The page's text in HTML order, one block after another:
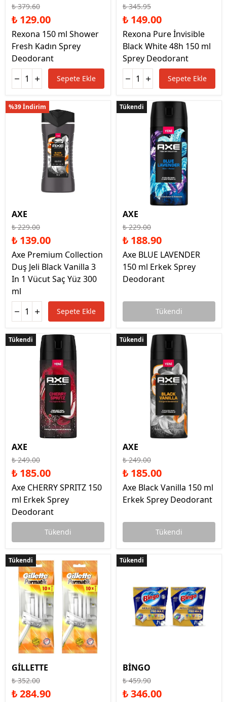
₺ 379.60
₺ 129.00
Rexona 150 ml Shower
Fresh Kadın Sprey
Deodorant
Sepete Ekle
₺ 345.95
₺ 149.00
Rexona Pure İnvisible
Black White 48h 150 ml
Sprey Deodorant
Sepete Ekle
%39 İndirim
AXE
₺ 229.00
₺ 139.00
Axe Premium Collection
Duş Jeli Black Vanilla 3
In 1 Vücut Saç Yüz 300
ml
Sepete Ekle
Tükendi
Tükendi
AXE
₺ 229.00
₺ 188.90
Axe BLUE LAVENDER
150 ml Erkek Sprey
Deodorant
Tükendi
Tükendi
Tükendi
AXE
₺ 249.00
₺ 185.00
Axe CHERRY SPRITZ 150
ml Erkek Sprey
Deodorant
Tükendi
Tükendi
Tükendi
AXE
₺ 249.00
₺ 185.00
Axe Black Vanilla 150 ml
Erkek Sprey Deodorant
Tükendi
Tükendi
Tükendi
GİLLETTE
₺ 352.00
₺ 284.90
Tükendi
Tükendi
BİNGO
₺ 459.90
₺ 346.00